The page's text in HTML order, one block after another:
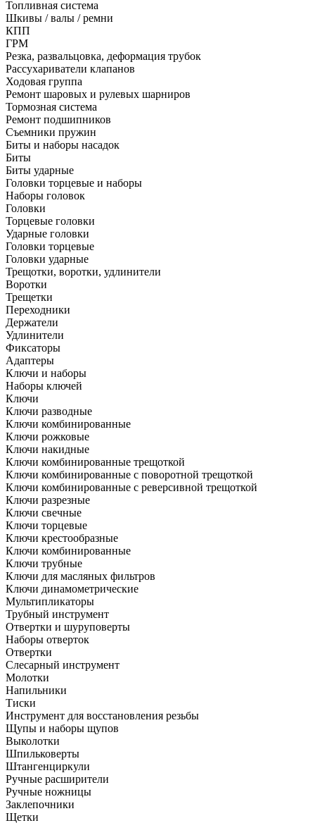
Топливная система
Шкивы / валы / ремни
КПП
ГРМ
Резка, развальцовка, деформация трубок
Рассухариватели клапанов
Ходовая группа
Ремонт шаровых и рулевых шарниров
Тормозная система
Ремонт подшипников
Съемники пружин
Биты и наборы насадок
Биты
Биты ударные
Головки торцевые и наборы
Наборы головок
Головки
Торцевые головки
Ударные головки
Головки торцевые
Головки ударные
Трещотки, воротки, удлинители
Воротки
Трещетки
Переходники
Держатели
Удлинители
Фиксаторы
Адаптеры
Ключи и наборы
Наборы ключей
Ключи
Ключи разводные
Ключи комбинированные
Ключи рожковые
Ключи накидные
Ключи комбинированные трещоткой
Ключи комбинированные с поворотной трещоткой
Ключи комбинированные с реверсивной трещоткой
Ключи разрезные
Ключи свечные
Ключи торцевые
Ключи крестообразные
Ключи комбинированные
Ключи трубные
Ключи для масляных фильтров
Ключи динамометрические
Мультипликаторы
Трубный инструмент
Отвертки и шуруповерты
Наборы отверток
Отвертки
Слесарный инструмент
Молотки
Напильники
Тиски
Инструмент для восстановления резьбы
Щупы и наборы щупов
Выколотки
Шпильковерты
Штангенциркули
Ручные расширители
Ручные ножницы
Заклепочники
Щетки